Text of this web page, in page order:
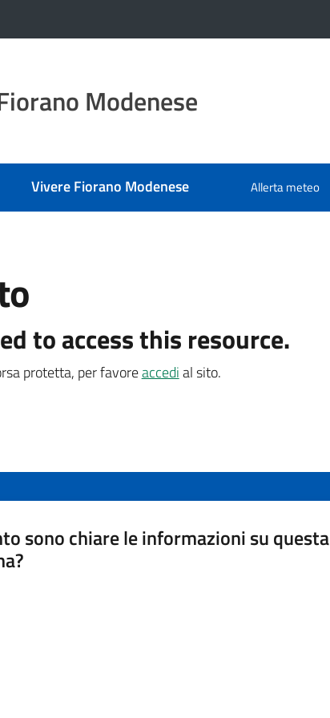
Modenese
Vivere Fiorano Modenese Allerta meteo
to access this resource.
protetta, per favoreaccedial sito.
sono chiare le informazioni su questa